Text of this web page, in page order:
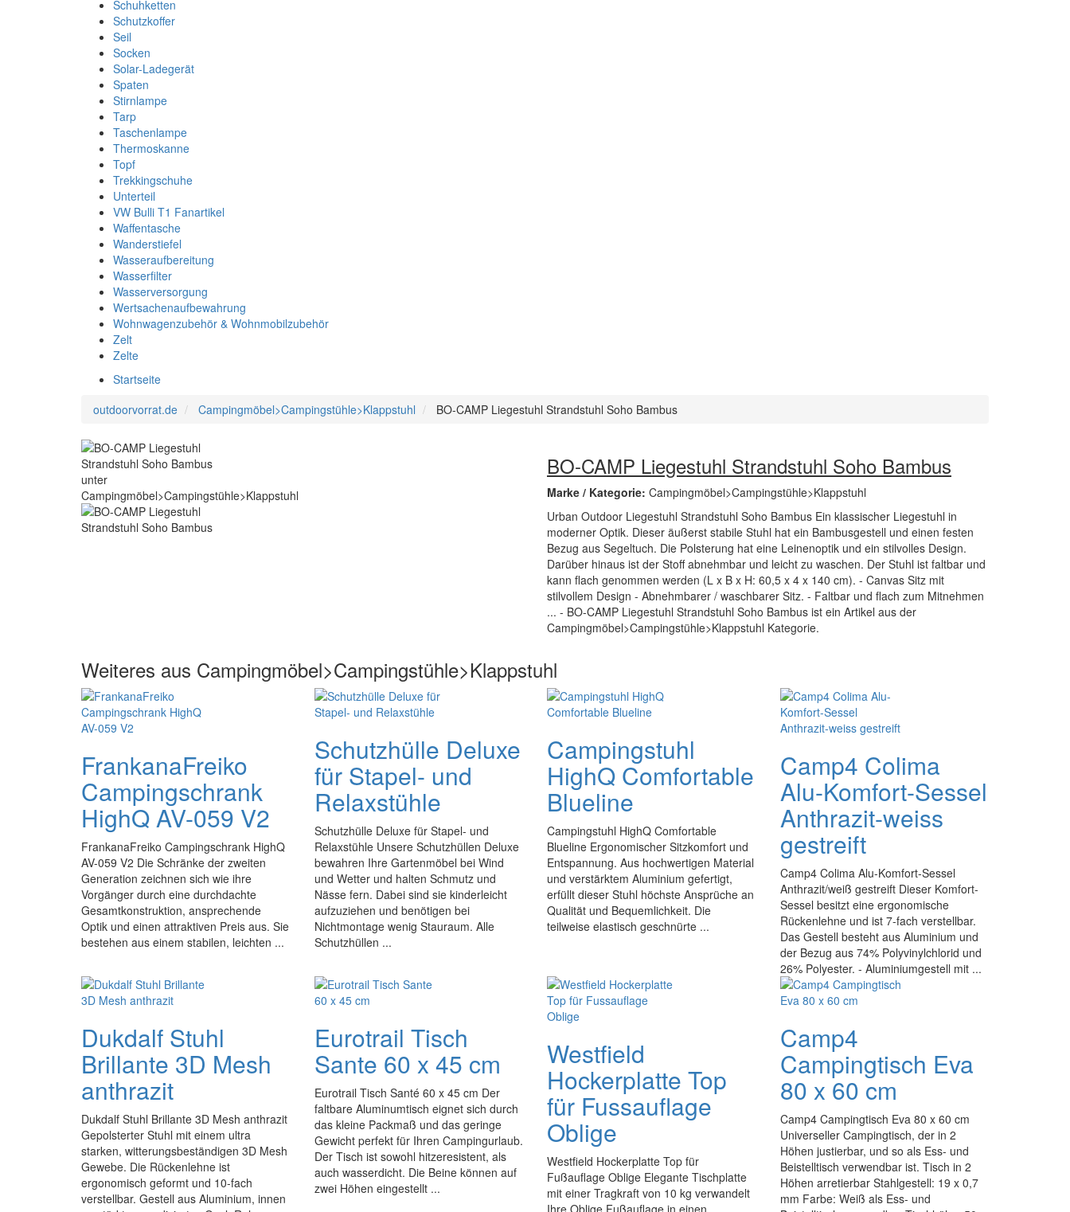
Schuhketten
Schutzkoffer
Seil
Socken
Solar-Ladegerät
Spaten
Stirnlampe
Tarp
Taschenlampe
Thermoskanne
Topf
Trekkingschuhe
Unterteil
VW Bulli T1 Fanartikel
Waffentasche
Wanderstiefel
Wasseraufbereitung
Wasserfilter
Wasserversorgung
Wertsachenaufbewahrung
Wohnwagenzubehör & Wohnmobilzubehör
Zelt
Zelte
Startseite
outdoorvorrat.de
Campingmöbel>Campingstühle>Klappstuhl BO-CAMP Liegestuhl Strandstuhl Soho Bambus
BO-CAMP Liegestuhl Strandstuhl Soho Bambus
Marke / Kategorie: Campingmöbel>Campingstühle>Klappstuhl
Urban Outdoor Liegestuhl Strandstuhl Soho Bambus Ein klassischer Liegestuhl in
moderner Optik. Dieser äußerst stabile Stuhl hat ein Bambusgestell und einen festen
Bezug aus Segeltuch. Die Polsterung hat eine Leinenoptik und ein stilvolles Design.
Darüber hinaus ist der Stoff abnehmbar und leicht zu waschen. Der Stuhl ist faltbar und
kann flach genommen werden (L x B x H: 60,5 x 4 x 140 cm). - Canvas Sitz mit
stilvollem Design - Abnehmbarer / waschbarer Sitz. - Faltbar und flach zum Mitnehmen
... - BO-CAMP Liegestuhl Strandstuhl Soho Bambus ist ein Artikel aus der
Campingmöbel>Campingstühle>Klappstuhl Kategorie.
Weiteres aus Campingmöbel>Campingstühle>Klappstuhl
FrankanaFreiko
Campingschrank
HighQ AV-059 V2
FrankanaFreiko Campingschrank HighQ
AV-059 V2 Die Schränke der zweiten
Generation zeichnen sich wie ihre
Vorgänger durch eine durchdachte
Gesamtkonstruktion, ansprechende
Optik und einen attraktiven Preis aus. Sie
bestehen aus einem stabilen, leichten ...
Schutzhülle Deluxe
für Stapel- und
Relaxstühle
Schutzhülle Deluxe für Stapel- und
Relaxstühle Unsere Schutzhüllen Deluxe
bewahren Ihre Gartenmöbel bei Wind
und Wetter und halten Schmutz und
Nässe fern. Dabei sind sie kinderleicht
aufzuziehen und benötigen bei
Nichtmontage wenig Stauraum. Alle
Schutzhüllen ...
Campingstuhl
HighQ Comfortable
Blueline
Campingstuhl HighQ Comfortable
Blueline Ergonomischer Sitzkomfort und
Entspannung. Aus hochwertigen Material
und verstärktem Aluminium gefertigt,
erfüllt dieser Stuhl höchste Ansprüche an
Qualität und Bequemlichkeit. Die
teilweise elastisch geschnürte ...
Camp4 Colima
Alu-Komfort-Sessel
Anthrazit-weiss
gestreift
Camp4 Colima Alu-Komfort-Sessel
Anthrazit/weiß gestreift Dieser Komfort-
Sessel besitzt eine ergonomische
Rückenlehne und ist 7-fach verstellbar.
Das Gestell besteht aus Aluminium und
der Bezug aus 74% Polyvinylchlorid und
26% Polyester. - Aluminiumgestell mit ...
Dukdalf Stuhl
Brillante 3D Mesh
anthrazit
Dukdalf Stuhl Brillante 3D Mesh anthrazit
Gepolsterter Stuhl mit einem ultra
starken, witterungsbeständigen 3D Mesh
Gewebe. Die Rückenlehne ist
ergonomisch geformt und 10-fach
verstellbar. Gestell aus Aluminium, innen
Eurotrail Tisch
Sante 60 x 45 cm
Eurotrail Tisch Santé 60 x 45 cm Der
faltbare Aluminumtisch eignet sich durch
das kleine Packmaß und das geringe
Gewicht perfekt für Ihren Campingurlaub.
Der Tisch ist sowohl hitzeresistent, als
auch wasserdicht. Die Beine können auf
zwei Höhen eingestellt ...
Westfield
Hockerplatte Top
für Fussauflage
Oblige
Westfield Hockerplatte Top für
Fußauflage Oblige Elegante Tischplatte
mit einer Tragkraft von 10 kg verwandelt
Ihre Oblige Fußauflage in einen
Camp4
Campingtisch Eva
80 x 60 cm
Camp4 Campingtisch Eva 80 x 60 cm
Universeller Campingtisch, der in 2
Höhen justierbar, und so als Ess- und
Beistelltisch verwendbar ist. Tisch in 2
Höhen arretierbar Stahlgestell: 19 x 0,7
mm Farbe: Weiß als Ess- und